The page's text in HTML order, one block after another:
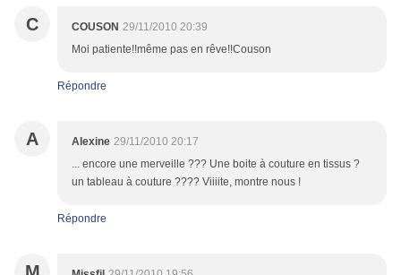
C COUSON 29/11/2010 20:39
Moi patiente!!même pas en rêve!!Couson
Répondre
A Alexine 29/11/2010 20:17
... encore une merveille ??? Une boite à couture en tissus ?
un tableau à couture ???? Viiiite, montre nous !
Répondre